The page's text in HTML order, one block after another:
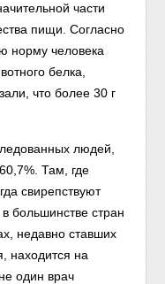
части
пищи. Согласно
норму человека
белка,
что более 30 г
людей,
Там, где
свирепствуют
большинстве стран
недавно ставших
находится на
один врач